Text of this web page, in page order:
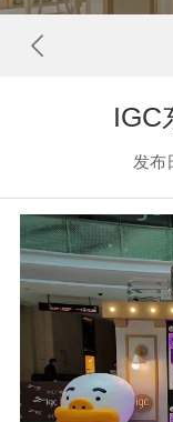
IGC
发布